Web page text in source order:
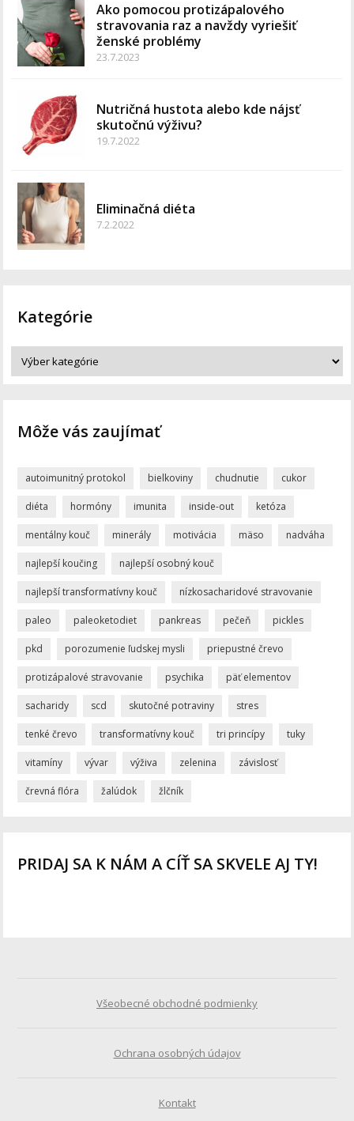
Ako pomocou protizápalového
stravovania raz a navždy vyriešiť
ženské problémy
23.7.2023
Nutričná hustota alebo kde nájsť
skutočnú výživu?
19.7.2022
Eliminačná diéta
7.2.2022
Kategórie
Môže vás zaujímať
autoimunitný protokol bielkoviny chudnutie cukor
diéta hormóny imunita inside-out ketóza
mentálny kouč minerály motivácia mäso nadváha
najlepší koučing najlepší osobný kouč
najlepší transformatívny kouč nízkosacharidové stravovanie
paleo paleoketodiet pankreas pečeň pickles
pkd porozumenie ľudskej mysli priepustné črevo
protizápalové stravovanie psychika päť elementov
sacharidy scd skutočné potraviny stres
tenké črevo transformatívny kouč tri princípy tuky
vitamíny vývar výživa zelenina závislosť
črevná flóra žalúdok žlčník
PRIDAJ SA K NÁM A CÍŤ SA SKVELE AJ TY!
Všeobecné obchodné podmienky
Ochrana osobných údajov
Kontakt